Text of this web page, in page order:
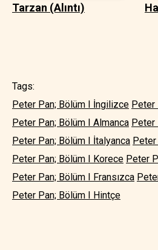
Tarzan (Alıntı)
Tags:
Peter Pan; Bölüm I İngilizce Peter
Peter Pan; Bölüm I Almanca Peter
Peter Pan; Bölüm I İtalyanca Peter
Peter Pan; Bölüm I Korece Peter
Peter Pan; Bölüm I Fransızca
Peter Pan; Bölüm I Hintçe